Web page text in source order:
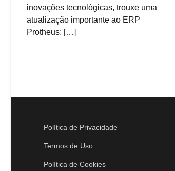
inovações tecnológicas, trouxe uma
atualização importante ao ERP
Protheus: […]
Política de Privacidade
Termos de Uso
Política de Cookies